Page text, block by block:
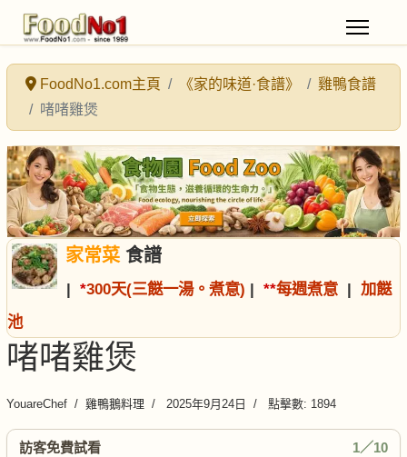
FoodNo1.com主頁 《家的味道·食譜》
雞鴨食譜
啫啫雞煲
家常菜食譜
| *300天(三餸一湯。煮意) | **每週煮意 | 加餸
池
啫啫雞煲
YouareChef 雞鴨鵝料理 2025年9月24日 點擊數: 1894
訪客免費試看 1／10